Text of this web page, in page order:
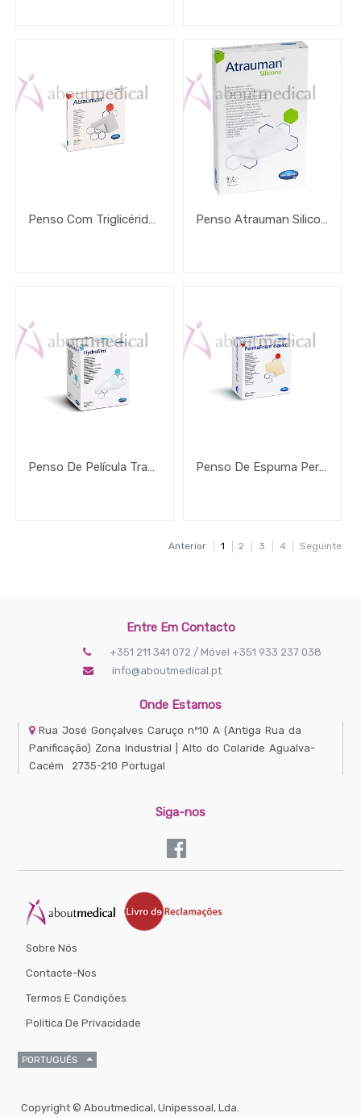
Penso Com Triglicéridos Atrauman Penso Atrauman Silicone
Penso De Película Transparente Autoadesivo Hydrofilm Profissional Penso De Espuma Permafoam Classic Non-Border
Anterior 1 2 3 4 Seguinte
Entre Em Contacto
+351 211 341 072 / Móvel +351 933 237 038
info@aboutmedical.pt
Onde Estamos
Rua José Gonçalves Caruço nº10 A (Antiga Rua da
Panificação) Zona Industrial | Alto do Colaride Agualva-
Cacém
2735-210 Portugal
Siga-nos
Sobre Nós
Contacte-Nos
Termos E Condições
Política De Privacidade
PORTUGUÊS
Copyright © Aboutmedical, Unipessoal, Lda.